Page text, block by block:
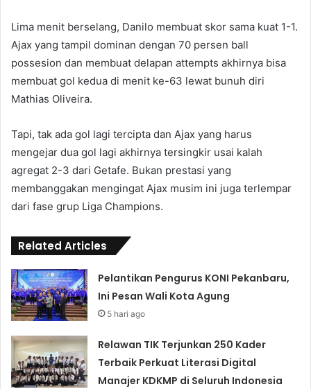
Lima menit berselang, Danilo membuat skor sama kuat 1-1.
Ajax yang tampil dominan dengan 70 persen ball
possesion dan membuat delapan attempts akhirnya bisa
membuat gol kedua di menit ke-63 lewat bunuh diri
Mathias Oliveira.
Tapi, tak ada gol lagi tercipta dan Ajax yang harus
mengejar dua gol lagi akhirnya tersingkir usai kalah
agregat 2-3 dari Getafe. Bukan prestasi yang
membanggakan mengingat Ajax musim ini juga terlempar
dari fase grup Liga Champions.
Related Articles
Pelantikan Pengurus KONI Pekanbaru,
Ini Pesan Wali Kota Agung
5 hari ago
Relawan TIK Terjunkan 250 Kader
Terbaik Perkuat Literasi Digital
Manajer KDKMP di Seluruh Indonesia